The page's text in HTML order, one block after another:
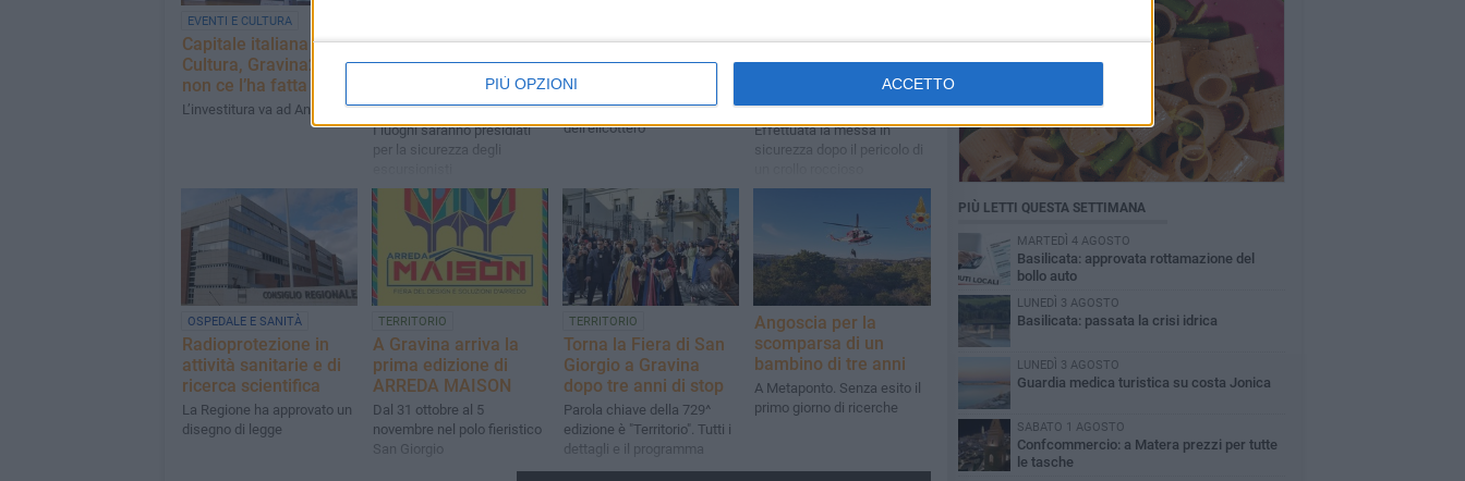
PIÙ OPZIONI ACCETTO
EVENTI E CULTURA
Capitale italiana
Cultura, Gravina2028
non ce l’ha fatta
L’investitura va ad Ancona
Parco Murgia: nuova
gestione del sentiero
406 e del ponte
sospeso sulla gravina
I luoghi saranno presidiati
per la sicurezza degli
soccorsa nella
gravina dopo una
caduta
Necessario l'intervento
dell'elicottero
Pasqua: per i giorni
festivi riapre il
sentiero del ponte
sulla gravina
Effettuata la messa in
sicurezza dopo il pericolo di
OSPEDALE E SANITÀ
Radioprotezione in
attività sanitarie e di
ricerca scientifica
La Regione ha approvato un
disegno di legge
TERRITORIO
A Gravina arriva la
prima edizione di
ARREDA MAISON
Dal 31 ottobre al 5
novembre nel polo fieristico
San Giorgio
TERRITORIO
Torna la Fiera di San
Giorgio a Gravina
dopo tre anni di stop
Parola chiave della 729^
edizione è "Territorio". Tutti i
dettagli e il programma
Angoscia per la
scomparsa di un
bambino di tre anni
A Metaponto. Senza esito il
primo giorno di ricerche
PIÙ LETTI QUESTA SETTIMANA
MARTEDÌ 4 AGOSTO
Basilicata: approvata rottamazione del
bollo auto
LUNEDÌ 3 AGOSTO
Basilicata: passata la crisi idrica
LUNEDÌ 3 AGOSTO
Guardia medica turistica su costa Jonica
SABATO 1 AGOSTO
Confcommercio: a Matera prezzi per tutte
le tasche